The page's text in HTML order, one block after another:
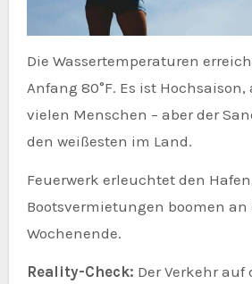
Die Wassertemperaturen
Anfang 80°F. Es ist
vielen Menschen – aber der
den weißesten im Land.
Feuerwerk erleuchtet den
Bootsvermietungen boomen an
Wochenende.
Reality-Check: Der Verkehr auf